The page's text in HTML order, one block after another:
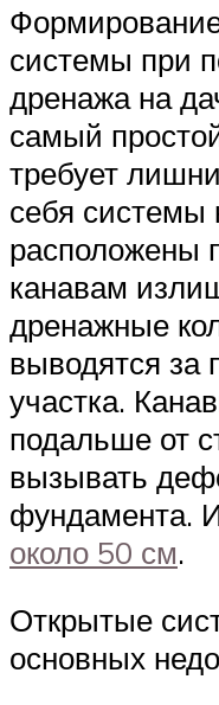
системы при
дренажа на
самый
требует
себя системы
расположены
канавам
дренажные
выводятся за
участка.
подальше от
вызывать
фундамента.
около 50 см.
Открытые
основных